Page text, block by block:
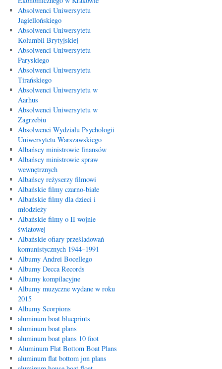
Absolwenci Uniwersytetu
Jagiellońskiego
Absolwenci Uniwersytetu
Kolumbii Brytyjskiej
Absolwenci Uniwersytetu
Paryskiego
Absolwenci Uniwersytetu
Tirańskiego
Absolwenci Uniwersytetu w
Aarhus
Absolwenci Uniwersytetu w
Zagrzebiu
Absolwenci Wydziału Psychologii
Uniwersytetu Warszawskiego
Albańscy ministrowie finansów
Albańscy ministrowie spraw
wewnętrznych
Albańscy reżyserzy filmowi
Albańskie filmy czarno-białe
Albańskie filmy dla dzieci i
młodzieży
Albańskie filmy o II wojnie
światowej
Albańskie ofiary prześladowań
komunistycznych 1944–1991
Albumy Andrei Bocellego
Albumy Decca Records
Albumy kompilacyjne
Albumy muzyczne wydane w roku
2015
Albumy Scorpions
aluminum boat blueprints
aluminum boat plans
aluminum boat plans 10 foot
Aluminum Flat Bottom Boat Plans
aluminum flat bottom jon plans